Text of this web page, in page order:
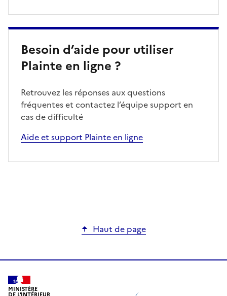
Besoin d’aide pour utiliser
Plainte en ligne ?
Retrouvez les réponses aux questions
fréquentes et contactez l’équipe support en
cas de difficulté
Aide et support Plainte en ligne
Haut de page
MINISTÈRE